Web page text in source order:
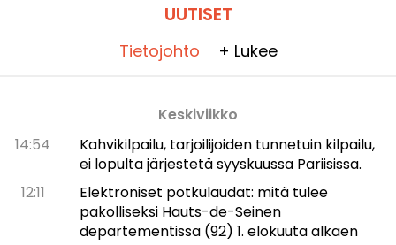
UUTISET
Tietojohto + Lukee
Keskiviikko
14:54
Kahvikilpailu, tarjoilijoiden tunnetuin kilpailu,
ei lopulta järjestetä syyskuussa Pariisissa.
12:11
Elektroniset potkulaudat: mitä tulee
pakolliseksi Hauts-de-Seinen
departementissa (92) 1. elokuuta alkaen